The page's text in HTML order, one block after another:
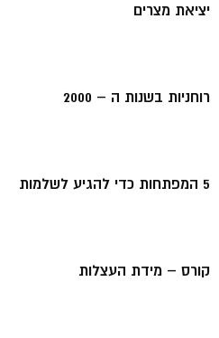
יציאת מצרים
רוחניות בשנות ה – 2000
5 המפתחות כדי להגיע לשלמות
קורס – מידת העצלות